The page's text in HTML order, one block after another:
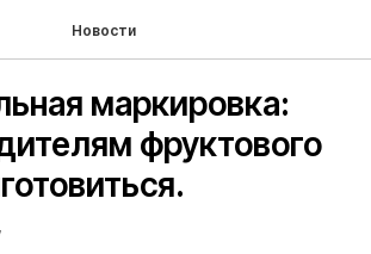
Новости
маркировка:
фруктового